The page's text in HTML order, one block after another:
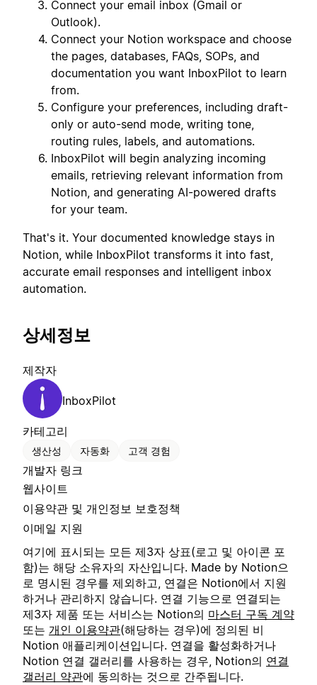
Connect your email inbox (Gmail or
Outlook).
Connect your Notion workspace and choose
the pages, databases, FAQs, SOPs, and
documentation you want InboxPilot to learn
from.
Configure your preferences, including draft-
only or auto-send mode, writing tone,
routing rules, labels, and automations.
InboxPilot will begin analyzing incoming
emails, retrieving relevant information from
Notion, and generating AI-powered drafts
for your team.
That's it. Your documented knowledge stays in
Notion, while InboxPilot transforms it into fast,
accurate email responses and intelligent inbox
automation.
상세정보
제작자
InboxPilot
카테고리
생산성 자동화 고객 경험
개발자 링크
웹사이트
이용약관 및 개인정보 보호정책
이메일 지원
여기에 표시되는 모든 제3자 상표(로고 및 아이콘 포
함)는 해당 소유자의 자산입니다. Made by Notion으
로 명시된 경우를 제외하고, 연결은 Notion에서 지원
하거나 관리하지 않습니다. 연결 기능으로 연결되는
제3자 제품 또는 서비스는 Notion의 마스터 구독 계약
또는 개인 이용약관(해당하는 경우)에 정의된 비
Notion 애플리케이션입니다. 연결을 활성화하거나
Notion 연결 갤러리를 사용하는 경우, Notion의 연결
갤러리 약관에 동의하는 것으로 간주됩니다.